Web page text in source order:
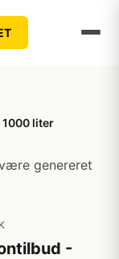
liter
genereret
-